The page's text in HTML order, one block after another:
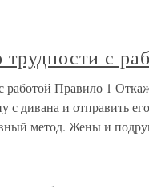
с
работой Правило 1
с дивана и отправить
метод. Жены и